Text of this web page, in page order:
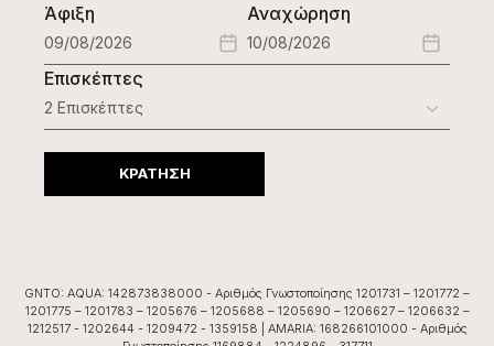
Άφιξη Αναχώρηση
Επισκέπτες
ΚΡΑΤΗΣΗ
GNTO: AQUA: 142873838000 - Αριθμός Γνωστοποίησης 1201731 – 1201772 –
1201775 – 1201783 – 1205676 – 1205688 – 1205690 – 1206627 – 1206632 –
1212517 - 1202644 - 1209472 - 1359158 | AMARIA: 168266101000 - Αριθμός